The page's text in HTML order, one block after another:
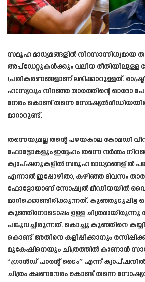
സമൂഹ മാധ്യമങ്ങളിൽ നിറസാന്നിധ്യമായ
അപ്ഡേറ്റുകൾക്കും വലിയ രീതിയിലുള്ള
പ്രതികരണങ്ങളാണ് ലഭിക്കാറുള്ളത്.
ഹാസ്യവും നിറഞ്ഞ താരത്തിന്റെ ഓരോ
നേരം കൊണ്ട് തന്നെ സോഷ്യൽ
മാറാറുണ്ട്.
തന്നെയുമല്ല തന്റെ പഴയകാല കോമഡി
ഫോട്ടോകളും ഇദ്ദേഹം തന്നെ നർമ്മം
ക്യാപ്ഷനുകളിൽ സമൂഹ മാധ്യമങ്ങളിൽ
എന്നാൽ ഇപ്പോഴിതാ, കഴിഞ്ഞ ദിവസം
ഫോട്ടോയാണ് സോഷ്യൽ മീഡിയയിൽ
മാറിക്കൊണ്ടിരിക്കുന്നത്.
കുഞ്ഞിനോടൊപ്പം ഉള്ള ചിത്രമായിരുന്നു
പങ്കുവച്ചിരുന്നത്. കൊച്ചു കുഞ്ഞിനെ
കൊണ്ട് അതിനെ കളിപ്പിക്കാനും
മുകേഷിനെയും ചിത്രത്തിൽ കാണാൻ
“ഗ്രാൻഡ് പാരന്റ് ടൈം” എന്ന്
ചിത്രം ക്ഷണനേരം കൊണ്ട് തന്നെ